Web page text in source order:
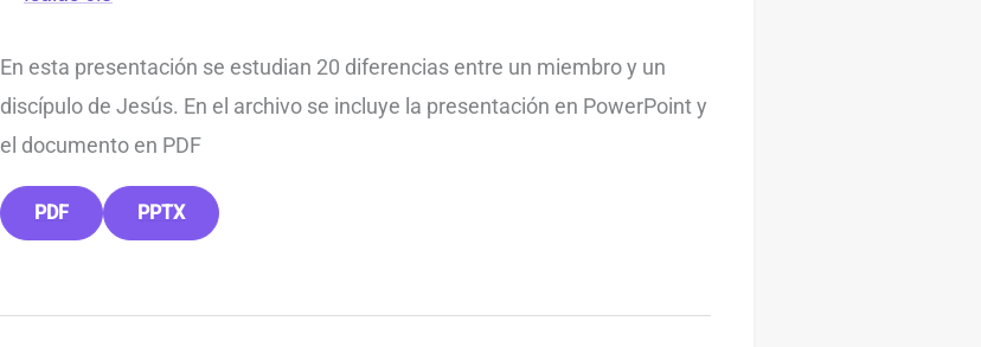
En esta presentación se estudian 20 diferencias entre un miembro y un
discípulo de Jesús. En el archivo se incluye la presentación en PowerPoint y
el documento en PDF
PDF PPTX